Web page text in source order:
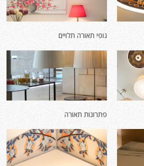
גופי תאורה תלויים
פתרונות תאורה